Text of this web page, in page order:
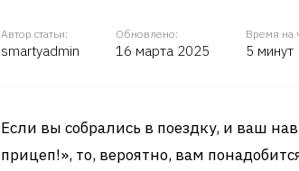
Автор статьи:
smartyadmin
Обновлено:
16 марта 2025
Время на
5 минут
Если вы собрались в поездку, и ваш
прицеп!», то, вероятно, вам